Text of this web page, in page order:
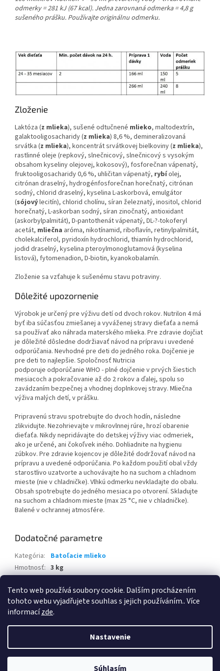
Tento web používá soubory cookie. Dalším procházením
tohoto webu vyjadřujete souhlas s jejich používáním.. Více
informacízde.
Nastavenie
Súhlasím
odmerky = 281 kJ (67 kcal). Jedna zarovnaná odmerka = 4,8 g
sušeného prášku. Používajte originálnu odmerku.
Zloženie
Laktóza (z mlieka), sušené odtučnené mlieko, maltodextrín,
galaktooligosacharidy (z mlieka) 8,6 %, demineralizovaná
srvátka (z mlieka), koncentrát srvátkovej bielkoviny (z mlieka),
rastlinné oleje (repkový, slnečnicový, slnečnicový s vysokým
obsahom kyseliny olejovej, kokosový), fosforečnan vápenatý,
fruktooligosacharidy 0,6 %, uhličitan vápenatý, rybíolej,
citrónan draselný, hydrogénfosforečnan horečnatý, citrónan
sodný, chlorid draselný, kyselina L-askorbová, emulgátor
(sójovýlecitín), chlorid cholínu, síran železnatý, inositol, chlorid
horečnatý, L-askorban sodný, síran zinočnatý, antioxidant
(askorbylpalmitát), D-pantothenát vápenatý, DL-?-tokoferyl
acetát, mliečna aróma, nikotínamid, riboflavín, retinylpalmitát,
cholekalciferol, pyridoxín hydrochlorid, thiamín hydrochlorid,
jodid draselný, kyselina pteroylmonoglutamová (kyselina
listová), fytomenadion, D-biotin, kyanokobalamín.
Zloženie sa vzťahuje k sušenému stavu potraviny.
Dôležité upozornenie
Výrobok je určený pre výživu detí od dvoch rokov. Nutrilon 4 má
byť iba súčasťou zmiešanej a vyváženej stravy dieťaťa a nemá
sa používať ako náhrada materského mlieka. Pre zdravie dojčiat
je dôležité dôsledne dodržiavať návod na prípravu i uvedené
odporúčania. Nevhodné pre deti do jedného roka. Dojčenie je
pre deti to najlepšie. Spoločnosť Nutricia
podporuje odporúčanie WHO - plné dojčenie v prvých šiestich
mesiacoch a pokračovanie až do 2 rokov a ďalej, spolu so
zavádzaním bezpečnej a vhodnej doplnkovej stravy. Mliečna
výživa malých detí, v prášku.
Pripravenú stravu spotrebujte do dvoch hodín, následne
zlikvidujte. Nezohrievajte v mikrovlnnej rúre, hrozí obarenie
dieťaťa. Nikdy nepridávajte do detskej výživy viac odmeriek,
ako je určené, ani čokoľvek iného. Dohliadnite na hygienu
zúbkov. Pre zdravie kojencov je dôležité dodržovať návod na
prípravu a uvedené odporúčania. Po každom použití obal vždy
starostlivo uzatvorte a uchovávajte ho na suchom a chladnom
mieste (nie v chladničke). Vlhkú odmerku nevkladajte do obalu.
Obsah spotrebujte do jedného mesiaca po otvorení. Skladujte
na suchom a chladnom mieste (max 25 °C, nie v chladničke).
Balené v ochrannej atmosfére.
Dodatočné parametre
Kategória:
Batoľacie mlieko
Hmotnosť: 3 kg
Položka bola vypredaná…
Vytvoril Shoptet
DROGERIA123.SK. Všetky práva vyhradené.